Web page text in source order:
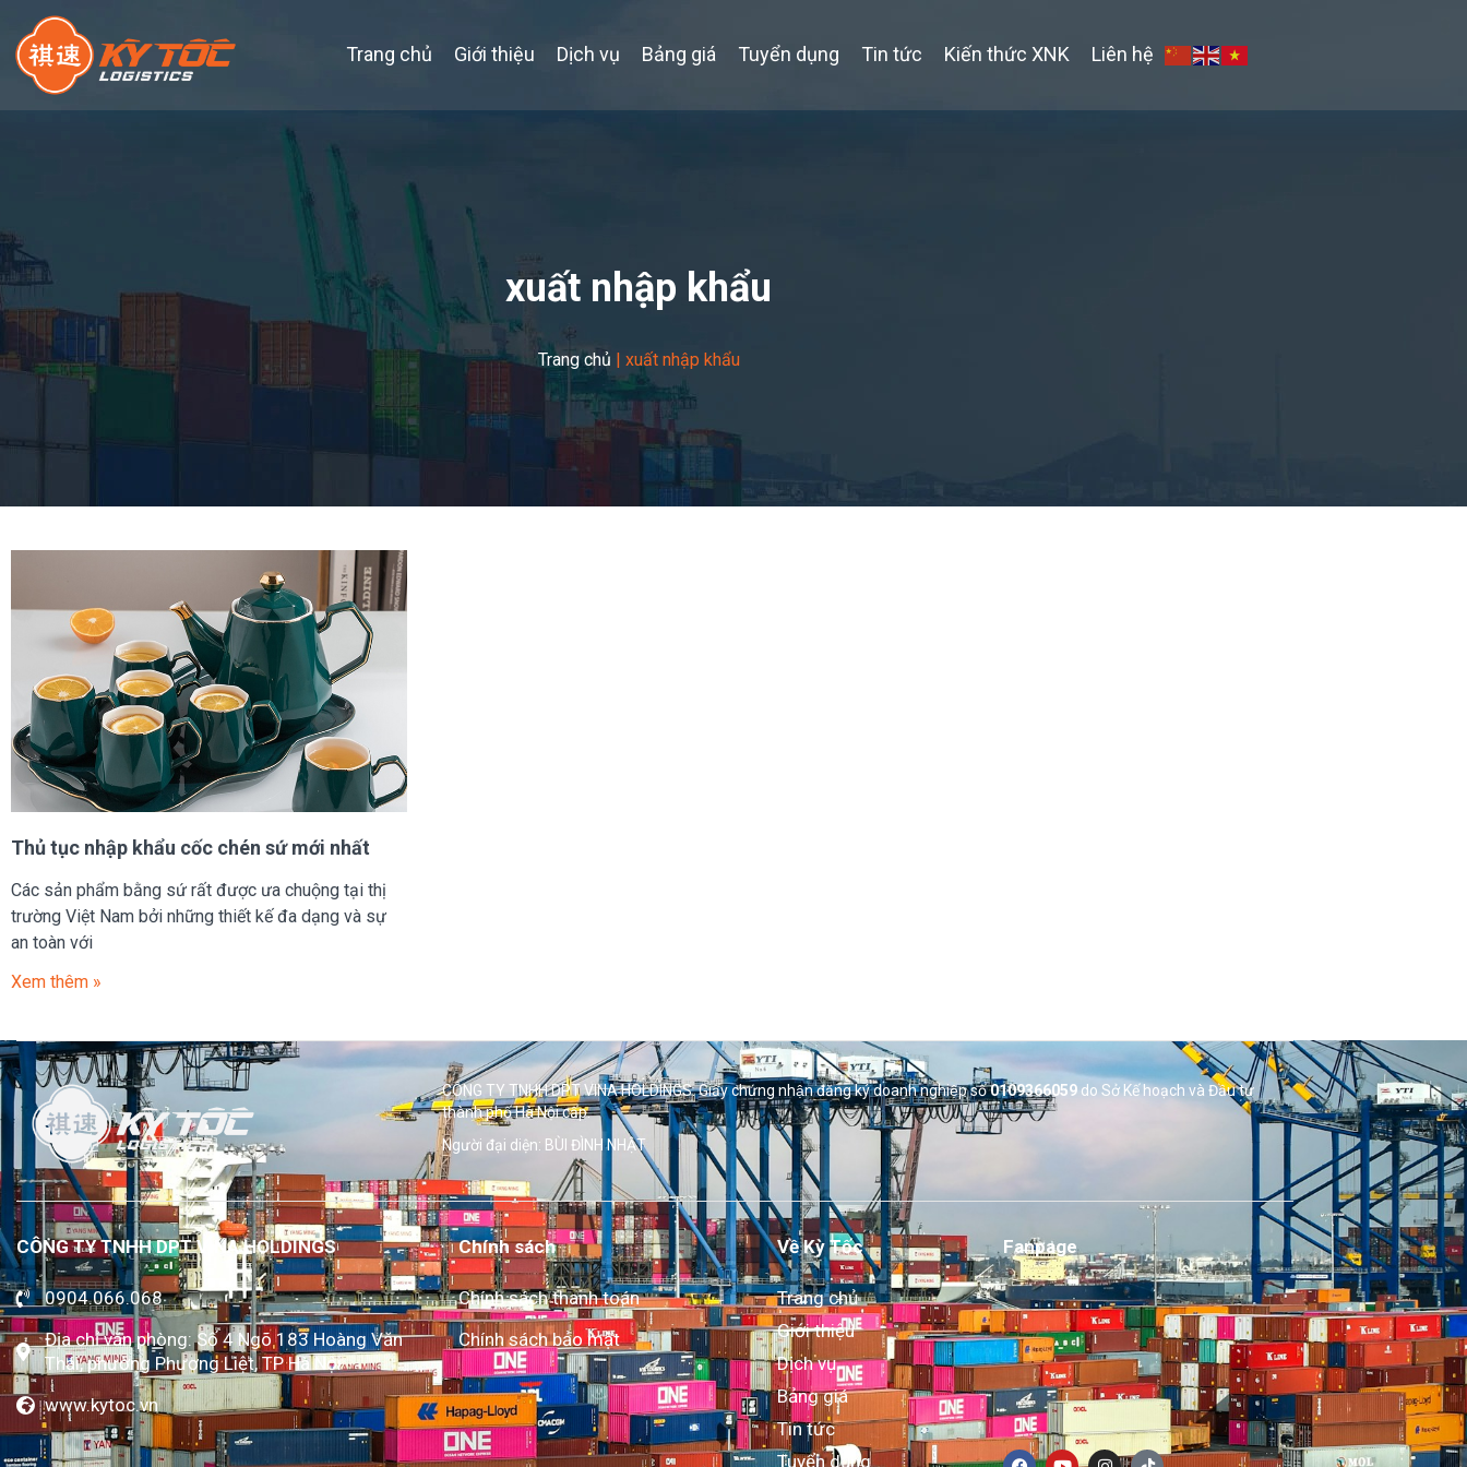
Trang chủ Giới thiệu Dịch vụ Bảng giá Tuyển dụng Tin tức Kiến thức XNK Liên hệ
xuất nhập khẩu
Trang chủ | xuất nhập khẩu
Thủ tục nhập khẩu cốc chén sứ mới nhất
Các sản phẩm bằng sứ rất được ưa chuộng tại thị
trường Việt Nam bởi những thiết kế đa dạng và sự
an toàn với
Xem thêm »
CÔNG TY TNHH DPT VINA HOLDINGS. Giấy chứng nhận đăng ký doanh nghiệp số0109366059do Sở Kế hoạch và Đầu tư
thành phố Hà Nội cấp.
Người đại diện: BÙI ĐÌNH NHẬT
CÔNG TY TNHH DPT VINA HOLDINGS
0904.066.068
Địa chỉ văn phòng: Số 4 Ngõ 183 Hoàng Văn
Thái, phường Phương Liệt, TP Hà Nội
www.kytoc.vn
Chính sách
Chính sách thanh toán
Chính sách bảo mật
Về Kỳ Tốc
Trang chủ
Giới thiệu
Dịch vụ
Bảng giá
Tin tức
Tuyển dụng
Fanpage